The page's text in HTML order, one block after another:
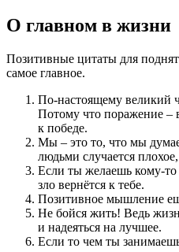
О главном в жизни
Позитивные цитаты для
самое главное.
По-настоящему великий
Потому что поражение –
к победе.
Мы – это то, что мы
людьми случается
Если ты желаешь кому-то
зло вернётся к тебе.
Позитивное мышление
Не бойся жить! Ведь
и надеяться на лучшее.
Если то чем ты